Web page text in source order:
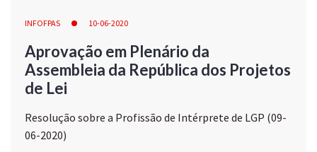
INFOFPAS 10-06-2020
Aprovação em Plenário da
Assembleia da República dos Projetos
de Lei
Resolução sobre a Profissão de Intérprete de LGP (09-
06-2020)